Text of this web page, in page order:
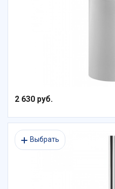
2 630 руб.
Выбрать